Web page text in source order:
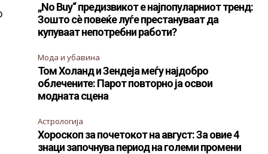
„No Buy“ предизвикот е најпопуларниот тренд:
Зошто сè повеќе луѓе престануваат да
купуваат непотребни работи?
Мода и убавина
Том Холанд и Зендеја меѓу најдобро
облечените: Парот повторно ја освои
модната сцена
Астрологија
Хороскоп за почетокот на август: За овие 4
знаци започнува период на големи промени